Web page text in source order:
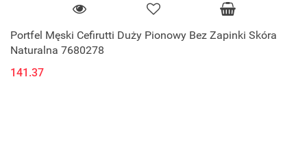
Portfel Męski Cefirutti Duży Pionowy Bez Zapinki Skóra
Naturalna 7680278
141.37